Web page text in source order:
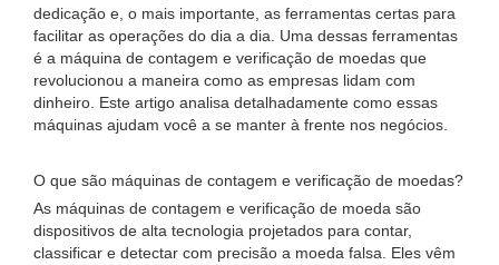
dedicação e, o mais importante, as ferramentas certas para
facilitar as operações do dia a dia. Uma dessas ferramentas
é a máquina de contagem e verificação de moedas que
revolucionou a maneira como as empresas lidam com
dinheiro. Este artigo analisa detalhadamente como essas
máquinas ajudam você a se manter à frente nos negócios.
O que são máquinas de contagem e verificação de moedas?
As máquinas de contagem e verificação de moeda são
dispositivos de alta tecnologia projetados para contar,
classificar e detectar com precisão a moeda falsa. Eles vêm